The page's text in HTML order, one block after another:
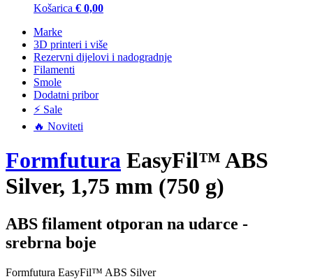
Košarica € 0,00
Marke
3D printeri i više
Rezervni dijelovi i nadogradnje
Filamenti
Smole
Dodatni pribor
⚡ Sale
🔥 Noviteti
Formfutura EasyFil™ ABS
Silver, 1,75 mm (750 g)
ABS filament otporan na udarce -
srebrna boje
Formfutura EasyFil™ ABS Silver